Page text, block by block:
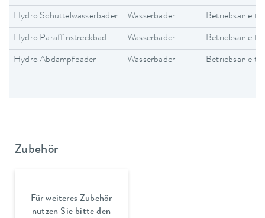
Hydro Schüttelwasserbäder Wasserbäder
Hydro Paraffinstreckbad Wasserbäder
Hydro Abdampfbäder Wasserbäder
Zubehör
Für weiteres Zubehör
nutzen Sie bitte den